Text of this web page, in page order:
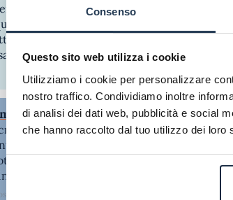
Consenso
Questo sito web utilizza i cookie
Utilizziamo i cookie per personalizzare
nostro traffico. Condividiamo inoltre
di analisi dei dati web, pubblicità e social
che hanno raccolto dal tuo utilizzo dei loro
a partecipare alla borsa di studio
il master per dirigenti scolastici.
ed attendere il responso della borsa
il costo del master?
della borsa di Studio Talenti
all’università, in corso di validità,
scritta e firmata da un tutor o
che illustri perché il candidato
caso di vittoria, intende usufruire di essa.
2024